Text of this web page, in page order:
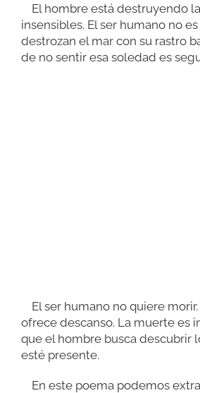
El hombre está destruyendo
insensibles. El ser humano no
destrozan el mar con su rastro
de no sentir esa soledad es
El ser humano no quiere
ofrece descanso. La muerte es
que el hombre busca descubrir
esté presente.
En este poema podemos